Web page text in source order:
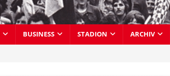
BUSINESS STADION ARCHIV